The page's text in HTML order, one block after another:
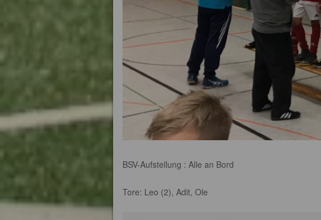
BSV-Aufstellung : Alle an Bord
Tore: Leo (2), Adit, Ole